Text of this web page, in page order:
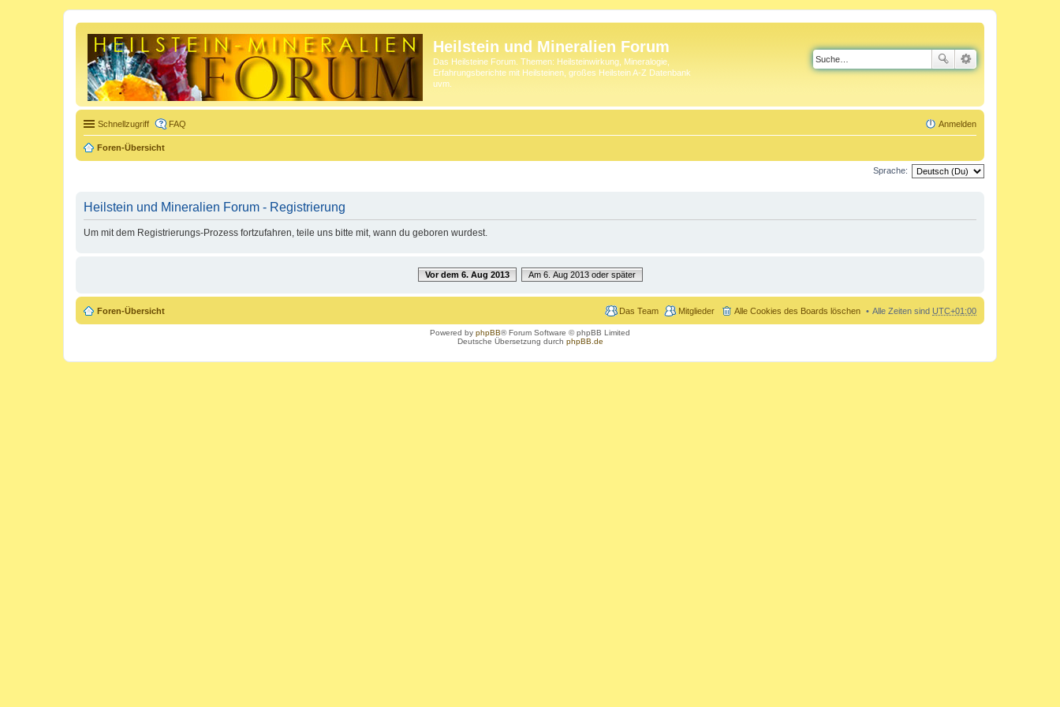
Heilstein und Mineralien Forum
Das Heilsteine Forum. Themen: Heilsteinwirkung, Mineralogie,
Erfahrungsberichte mit Heilsteinen, großes Heilstein A-Z Datenbank
uvm.
Schnellzugriff FAQ Anmelden
Foren-Übersicht
Sprache:
Heilstein und Mineralien Forum - Registrierung
Um mit dem Registrierungs-Prozess fortzufahren, teile uns bitte mit, wann du geboren wurdest.
Vor dem 6. Aug 2013 Am 6. Aug 2013 oder später
Foren-Übersicht Alle Zeiten sind UTC+01:00
Alle Cookies des Boards löschen
Mitglieder
Das Team
Powered by phpBB® Forum Software © phpBB Limited
Deutsche Übersetzung durch phpBB.de